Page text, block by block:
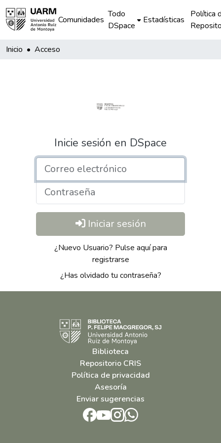
Comunidades
Todo
DSpace
Estadísticas
Política
Inicio Acceso
Inicie sesión en DSpace
Iniciar sesión
¿Nuevo Usuario? Pulse aquí para
registrarse
¿Has olvidado tu contraseña?
Biblioteca
Repositorio CRIS
Política de privacidad
Asesoría
Enviar sugerencias